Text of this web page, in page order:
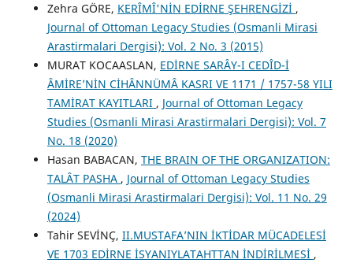
Zehra GÖRE, KERÎMÎ'NİN EDİRNE ŞEHRENGİZİ ,
Journal of Ottoman Legacy Studies (Osmanli Mirasi
Arastirmalari Dergisi): Vol. 2 No. 3 (2015)
MURAT KOCAASLAN, EDİRNE SARÂY-I CEDÎD-İ
ÂMİRE’NİN CİHÂNNÜMÂ KASRI VE 1171 / 1757-58 YILI
TAMİRAT KAYITLARI , Journal of Ottoman Legacy
Studies (Osmanli Mirasi Arastirmalari Dergisi): Vol. 7
No. 18 (2020)
Hasan BABACAN, THE BRAIN OF THE ORGANIZATION:
TALÂT PASHA , Journal of Ottoman Legacy Studies
(Osmanli Mirasi Arastirmalari Dergisi): Vol. 11 No. 29
(2024)
Tahir SEVİNÇ, II.MUSTAFA’NIN İKTİDAR MÜCADELESİ
VE 1703 EDİRNE İSYANIYLATAHTTAN İNDİRİLMESİ ,